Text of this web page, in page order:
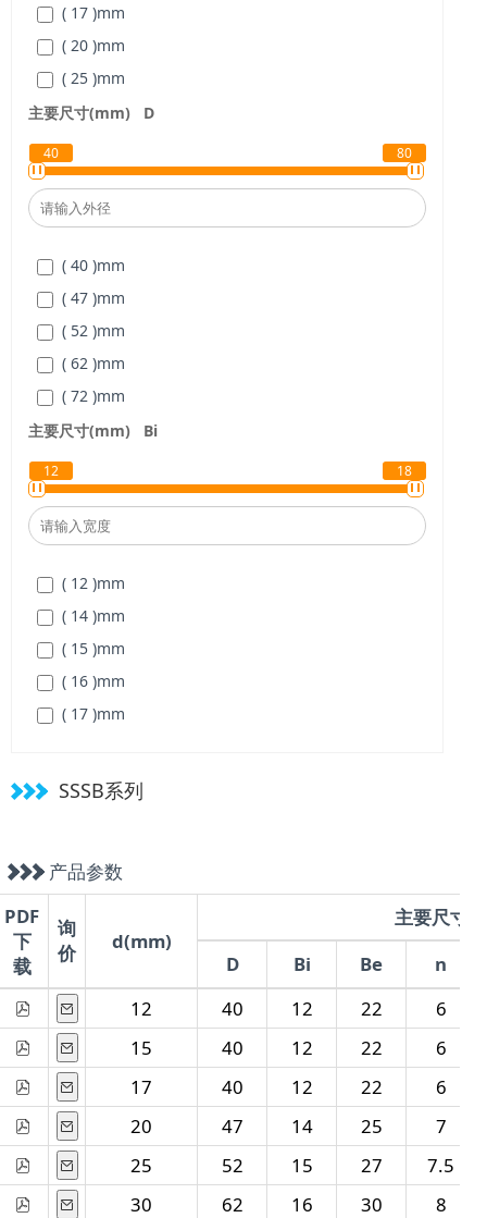
( 17 )mm
( 20 )mm
( 25 )mm
( 30 )mm
( 35 )
( 40 )mm
主要尺寸(mm) D
40 80
( 40 )mm
( 47 )mm
( 52 )mm
( 62 )mm
( 72 )mm
( 80 )mm
主要尺寸(mm) Bi
12 18
( 12 )mm
( 14 )mm
( 15 )mm
( 16 )mm
( 17 )mm
SSSB系列
产品参数
PDF
下
载
询
价
d(mm)
主要尺寸
D
Bi Be
n
12
40 12 22
6
15
40 12 22
6
17
40 12 22
6
20
47 14 25
7
25
52 15 27
7.5
30
62 16 30
8